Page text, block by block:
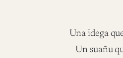
Una idega
Un suañu